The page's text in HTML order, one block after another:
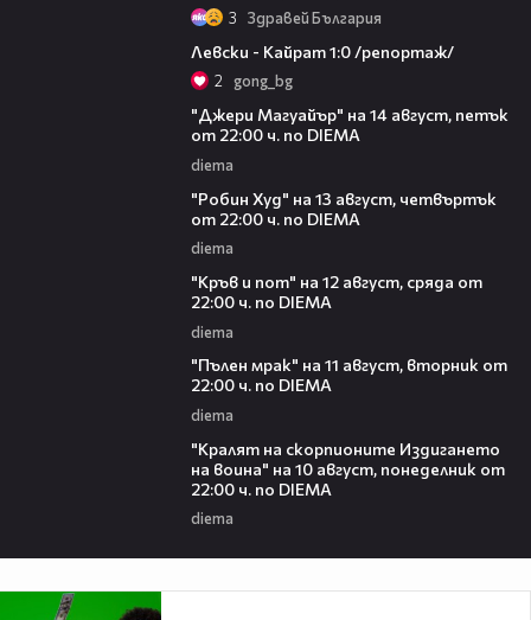
3 Здравей България
Левски - Кайрат 1:0 /репортаж/
2 gong_bg
"Джери Магуайър" на 14 август, петък
от 22:00 ч. по DIEMA
diema
"Робин Худ" на 13 август, четвъртък
от 22:00 ч. по DIEMA
diema
"Кръв и пот" на 12 август, сряда от
22:00 ч. по DIEMA
diema
"Пълен мрак" на 11 август, вторник от
22:00 ч. по DIEMA
diema
"Кралят на скорпионите Издигането
на воина" на 10 август, понеделник от
22:00 ч. по DIEMA
diema